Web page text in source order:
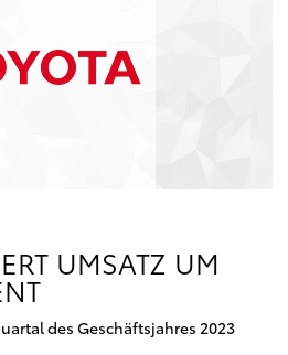
UMSATZ UM
des Geschäftsjahres 2023